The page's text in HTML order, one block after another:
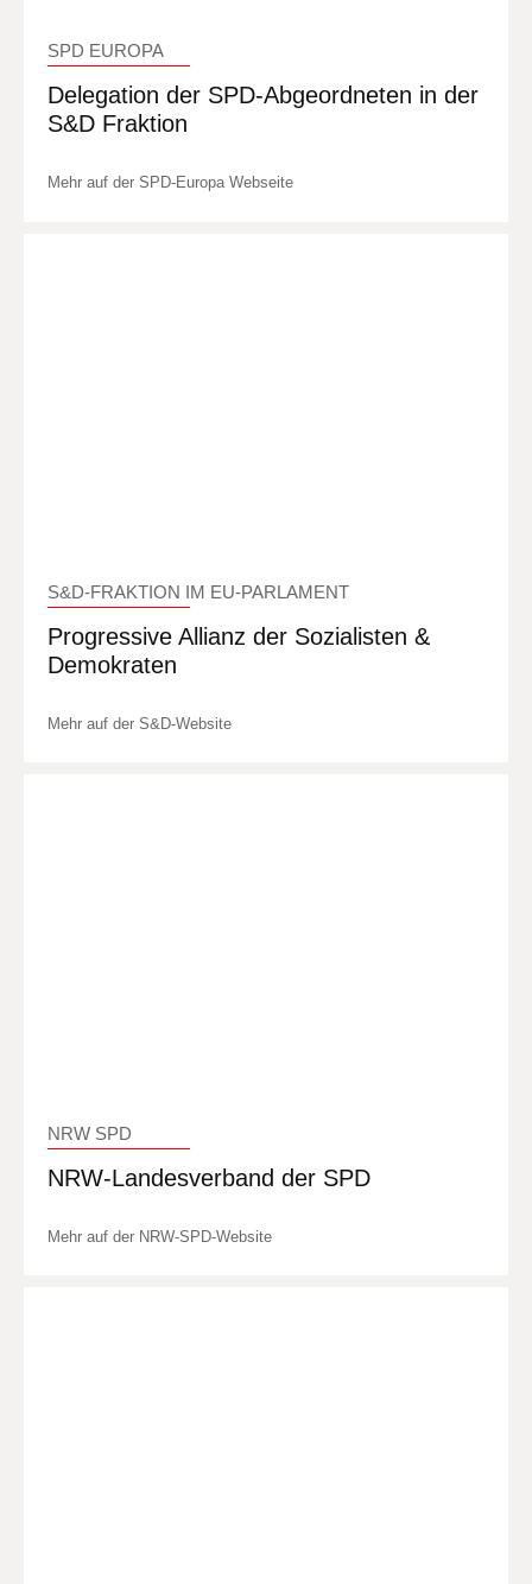
SPD EUROPA
Delegation der SPD-Abgeordneten in der
S&D Fraktion
Mehr auf der SPD-Europa Webseite
S&D-FRAKTION IM EU-PARLAMENT
Progressive Allianz der Sozialisten &
Demokraten
Mehr auf der S&D-Website
NRW SPD
NRW-Landesverband der SPD
Mehr auf der NRW-SPD-Website